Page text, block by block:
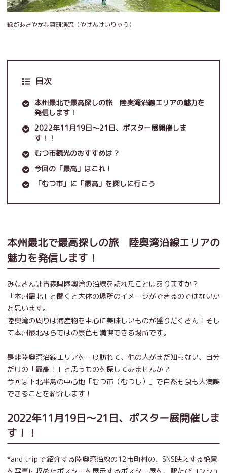
緑があざやかな薬研渓流（やげんけいりゅう）
目次
本州最北で最高探しの旅 陸奥湾沿線エリアの魅力を
発信します！
2022年11月19日～21日、ポスター展開催しま
す！！
むつ市観光のおすすめは？
今回の「最高」はこれ！
「むつ市」に「最高」を探しに行こう
本州最北で最高探しの旅 陸奥湾沿線エリアの
魅力を発信します！
みなさんは青森県陸奥湾の沿線を訪れたことはありますか？
「本州最北」と聞くと大体の場所のイメージができるのではないか
と思います。
陸奥湾の周りは海産物を中心に美味しいものが盛りだくさん！そし
て本州最北ならではの景色も満喫できる場所です。
是非陸奥湾沿線エリアを一度訪れて、他の人がまだ知らない、自分
だけの「最高！」と思うものを探してみませんか？
今回は下北半島の中心地「むつ市（むつし）」で自然も食も大満喫
できることを紹介します！
2022年11月19日～21日、ポスター展開催しま
す！！
*and trip.で紹介する陸奥湾沿線の12市町村の、SNS映えする絶景